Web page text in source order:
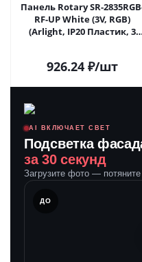
Панель Rotary SR-
RF-UP White (3V, RGB)
(Arlight, IP20 Пластик, 3
926.24 ₽/шт
AI ВКЛЮЧАЕТ СВЕТ
Подсветка
за 30 секунд
Загрузите фото —
ДО